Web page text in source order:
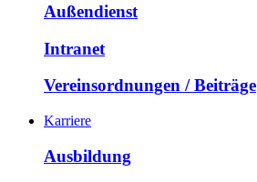
Außendienst
Intranet
Vereinsordnungen / Beiträge
Karriere
Ausbildung